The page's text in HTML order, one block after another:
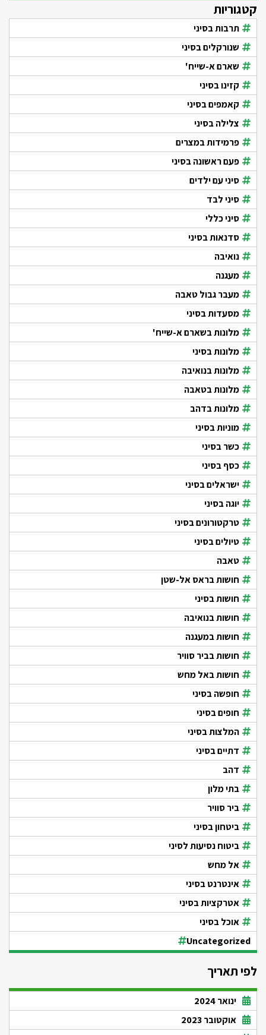
קטגוריות
תרבות בסיני
שנורקלים בסיני
שארם א-שייח'
קזינו בסיני
קאמפים בסיני
צלילה בסיני
פרמידות במצרים
פעם ראשונה בסיני
סיני עם ילדים
סיני לבד
סיני כללי
סדנאות בסיני
נואיבה
מעגנה
מעבר גבול טאבה
מסעדות בסיני
מלונות בשארם א-שייח'
מלונות בסיני
מלונות בנואיבה
מלונות בטאבה
מלונות בדהב
מוניות בסיני
כשר בסיני
כסף בסיני
ישראלים בסיני
יוגה בסיני
טרקטורונים בסיני
טיולים בסיני
טאבה
חושות בראס אל-שטן
חושות בסיני
חושות בנואיבה
חושות במעגנה
חושות בביר סוויר
חושות באל מחש
חופשה בסיני
חופים בסיני
המלצות בסיני
דתיים בסיני
דהב
בתי מלון
ביר סוויר
ביטחון בסיני
ביטוח נסיעות לסיני
אל מחש
אינטרנט בסיני
אטרקציות בסיני
אוכל בסיני
Uncategorized
לפי תאריך
ינואר 2024
אוקטובר 2023